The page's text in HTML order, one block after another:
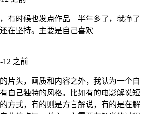
有时候也发点作品！半年多了，就挣了
在坚持。主要是自己喜欢
12 之前
片头，画质和内容之外，我认为一个自
自己独特的风格。比如有的电影解说短
方式，有的则是方言解说，有的是在解